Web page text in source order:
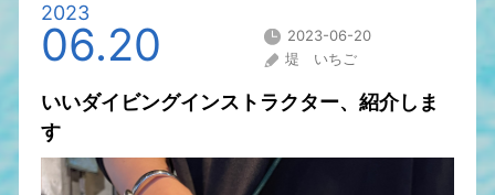
2023
06.20
2023-06-20
堤 いちご
いいダイビングインストラクター、紹介しま
す